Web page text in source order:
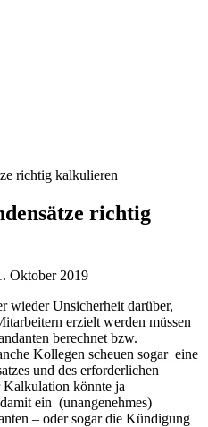
richtig kalkulieren
richtig
Oktober 2019
wieder Unsicherheit darüber,
erzielt werden müssen
berechnet bzw.
Kollegen scheuen sogar eine
und des erforderlichen
Kalkulation könnte ja
ein (unangenehmes)
– oder sogar die Kündigung